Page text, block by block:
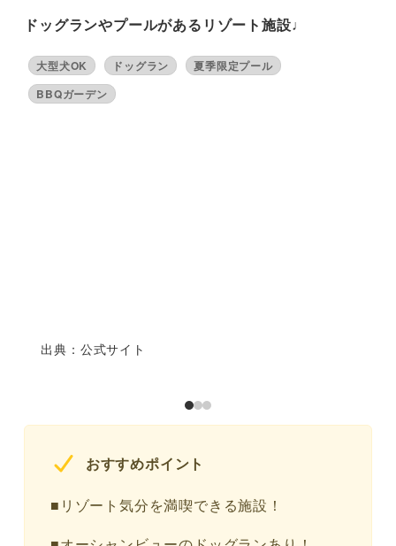
ドッグランやプールがあるリゾート施設♩
大型犬OK ドッグラン
夏季限定プール
BBQガーデン
出典：公式サイト
おすすめポイント
■リゾート気分を満喫できる施設！